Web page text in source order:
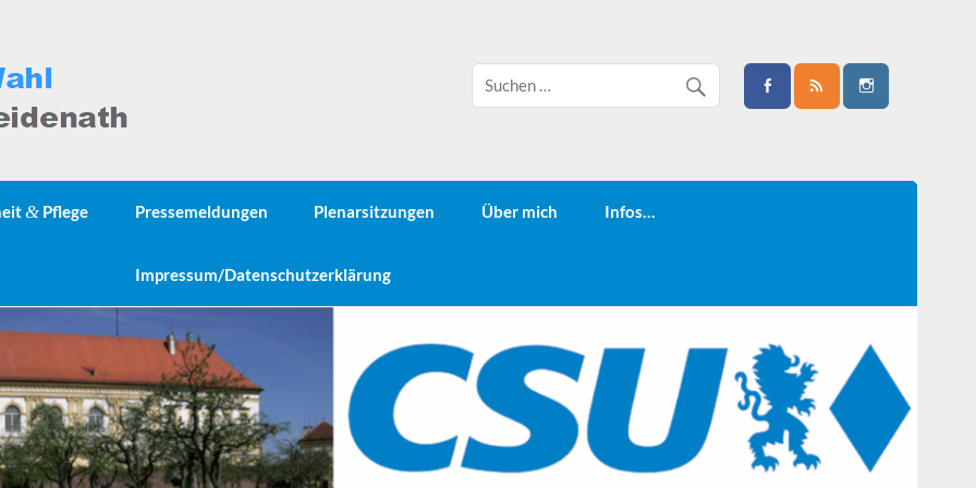
& Pflege Pressemeldungen Plenarsitzungen Über mich Infos…
Impressum/Datenschutzerklärung